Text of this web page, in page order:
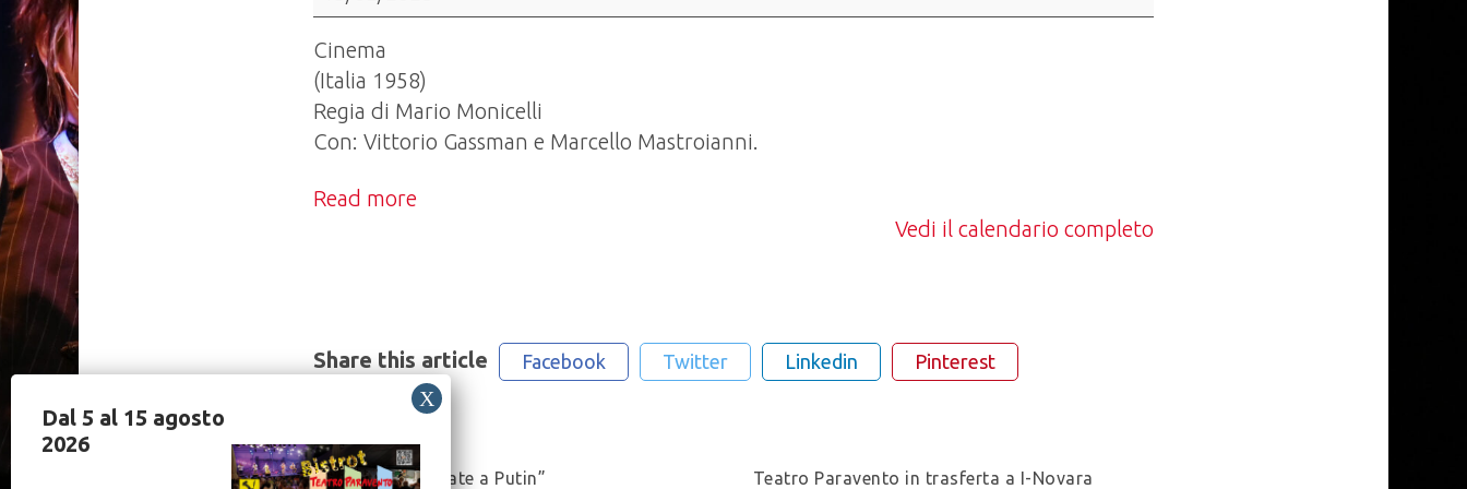
soliti
ignoti"
Cinema
(Italia 1958)
Regia di Mario Monicelli
Con: Vittorio Gassman e Marcello Mastroianni.
Read more
Vedi il calendario completo
Share this article Facebook Twitter Linkedin Pinterest
Post“Da Socrate a Putin” Teatro Paravento in trasferta a I-Novara
Dal 5 al 15 agosto
2026